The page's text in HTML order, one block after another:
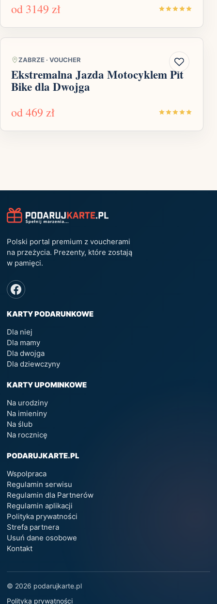
od 3149 zł
ZABRZE · VOUCHER
Ekstremalna Jazda Motocyklem Pit
Bike dla Dwojga
od469 zł
Polski portal premium z voucherami
na przeżycia. Prezenty, które zostają
w pamięci.
KARTY PODARUNKOWE
Dla niej
Dla mamy
Dla dwojga
Dla dziewczyny
KARTY UPOMINKOWE
Na urodziny
Na imieniny
Na ślub
Na rocznicę
PODARUJKARTE.PL
Wspolpraca
Regulamin serwisu
Regulamin dla Partnerów
Regulamin aplikacji
Polityka prywatności
Strefa partnera
Usuń dane osobowe
Kontakt
© 2026 podarujkarte.pl
Polityka prywatności